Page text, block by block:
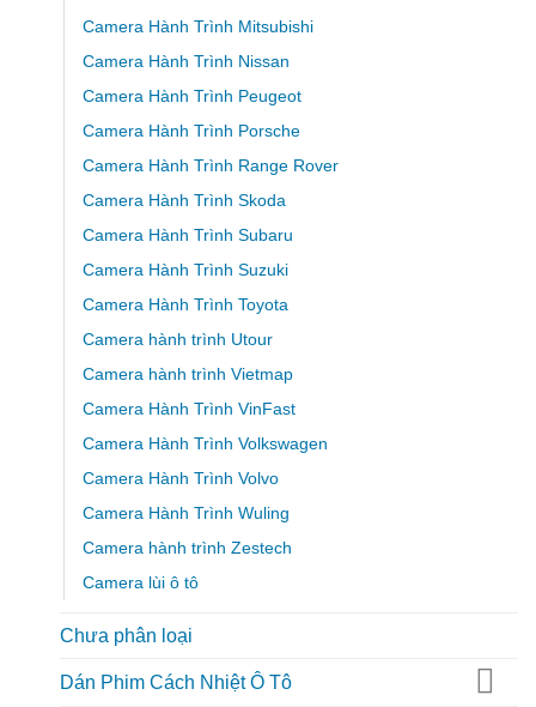
Camera Hành Trình Mitsubishi
Camera Hành Trình Nissan
Camera Hành Trình Peugeot
Camera Hành Trình Porsche
Camera Hành Trình Range Rover
Camera Hành Trình Skoda
Camera Hành Trình Subaru
Camera Hành Trình Suzuki
Camera Hành Trình Toyota
Camera hành trình Utour
Camera hành trình Vietmap
Camera Hành Trình VinFast
Camera Hành Trình Volkswagen
Camera Hành Trình Volvo
Camera Hành Trình Wuling
Camera hành trình Zestech
Camera lùi ô tô
Chưa phân loại
Dán Phim Cách Nhiệt Ô Tô